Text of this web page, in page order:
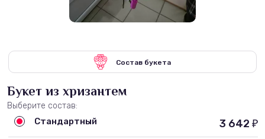
Состав букета
Букет из хризантем
Выберите состав:
Стандартный 3 642 ₽